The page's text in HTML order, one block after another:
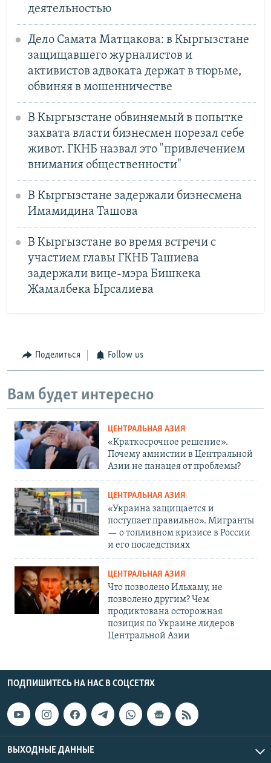
деятельностью
Дело Самата Матцакова: в Кыргызстане
защищавшего журналистов и
активистов адвоката держат в тюрьме,
обвиняя в мошенничестве
В Кыргызстане обвиняемый в попытке
захвата власти бизнесмен порезал себе
живот. ГКНБ назвал это "привлечением
внимания общественности"
В Кыргызстане задержали бизнесмена
Имамидина Ташова
В Кыргызстане во время встречи с
участием главы ГКНБ Ташиева
задержали вице-мэра Бишкека
Жамалбека Ырсалиева
Поделиться Follow us
Вам будет интересно
ЦЕНТРАЛЬНАЯ АЗИЯ
«Краткосрочное решение».
Почему амнистии в Центральной
Азии не панацея от проблемы?
ЦЕНТРАЛЬНАЯ АЗИЯ
«Украина защищается и
поступает правильно». Мигранты
— о топливном кризисе в России
и его последствиях
ЦЕНТРАЛЬНАЯ АЗИЯ
Что позволено Ильхаму, не
позволено другим? Чем
продиктована осторожная
позиция по Украине лидеров
Центральной Азии
ПОДПИШИТЕСЬ НА НАС В СОЦСЕТЯХ
ВЫХОДНЫЕ ДАННЫЕ